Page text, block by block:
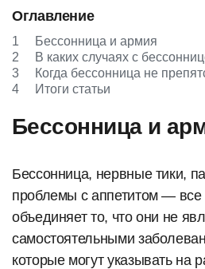
Оглавление
1
Бессонница и армия
2
В каких случаях с
3
Когда бессонница не
4
Итоги статьи
Бессонница и
Бессонница, нервные тики,
проблемы с аппетитом — все
объединяет то, что они не
самостоятельными
которые могут указывать на